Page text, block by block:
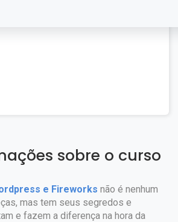
sobre o curso
e Fireworks não é nenhum
mas tem seus segredos e
e fazem a diferença na hora da